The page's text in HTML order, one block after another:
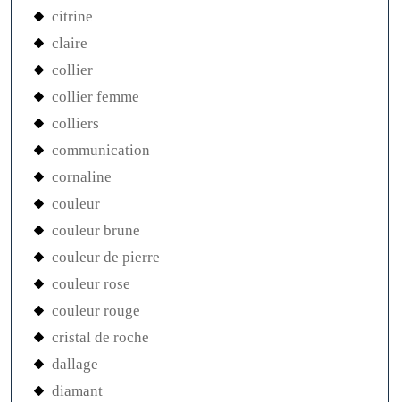
citrine
claire
collier
collier femme
colliers
communication
cornaline
couleur
couleur brune
couleur de pierre
couleur rose
couleur rouge
cristal de roche
dallage
diamant